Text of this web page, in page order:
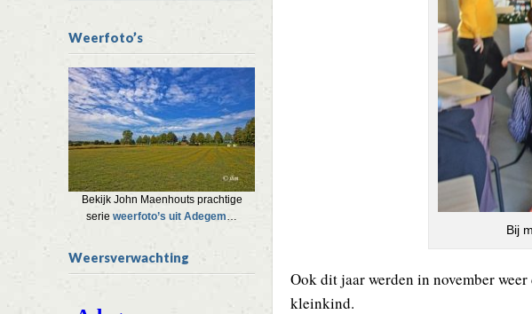
Weerfoto’s
Bekijk John Maenhouts prachtige
serie weerfoto’s uit Adegem…
Weersverwachting
Bij
Ook dit jaar werden in november
kleinkind.